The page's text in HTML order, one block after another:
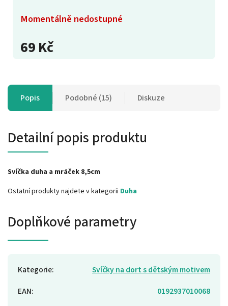
69 Kč
Momentálně nedostupné
Popis Podobné (15) Diskuze
Detailní popis produktu
Svíčka duha a mráček 8,5cm
Ostatní produkty najdete v kategorii Duha
Doplňkové parametry
Kategorie:
Svíčky na dort s dětským motivem
EAN:
0192937010068